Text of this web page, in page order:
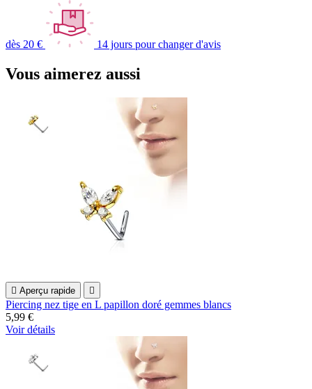
dès 20 € 14 jours pour changer d'avis
Vous aimerez aussi
 Aperçu rapide 
Piercing nez tige en L papillon doré gemmes blancs
5,99 €
Voir détails